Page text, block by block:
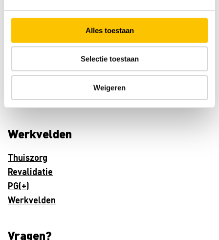
Alles toestaan
Selectie toestaan
Weigeren
Vacatures
Over ons
Arbeidsvoorwaarden
Over ons
Werkvelden
Thuiszorg
Revalidatie
PG(+)
Werkvelden
Vragen?